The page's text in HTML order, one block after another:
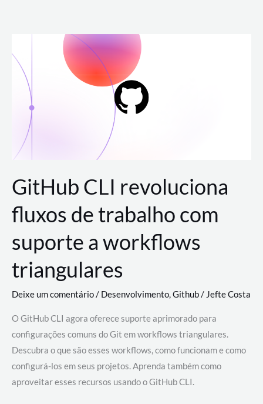
para
conteúdo
GitHub CLI revoluciona
fluxos de trabalho com
suporte a workflows
triangulares
Deixe um comentário/ Desenvolvimento,Github/ Jefte Costa
O GitHub CLI agora oferece suporte aprimorado para
configurações comuns do Git em workflows triangulares.
Descubra o que são esses workflows, como funcionam e como
configurá-los em seus projetos. Aprenda também como
aproveitar esses recursos usando o GitHub CLI.